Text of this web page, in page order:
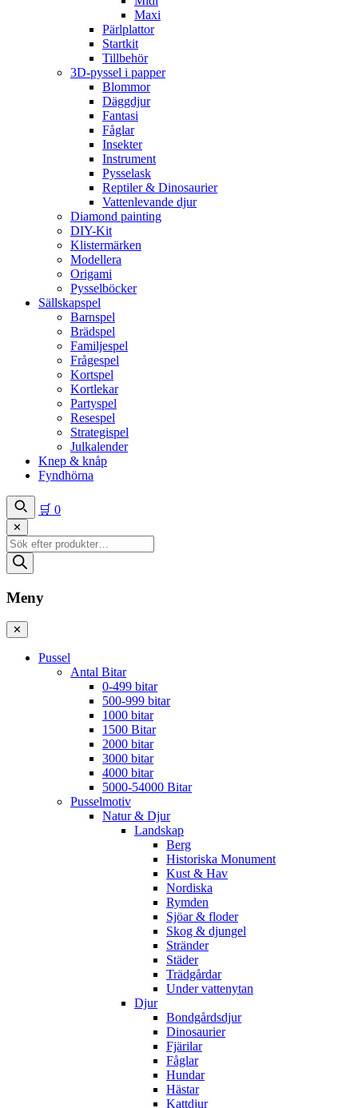
Maxi
Pärlplattor
Startkit
Tillbehör
3D-pyssel i papper
Blommor
Däggdjur
Fantasi
Fåglar
Insekter
Instrument
Pysselask
Reptiler & Dinosaurier
Vattenlevande djur
Diamond painting
DIY-Kit
Klistermärken
Modellera
Origami
Pysselböcker
Sällskapspel
Barnspel
Brädspel
Familjespel
Frågespel
Kortspel
Kortlekar
Partyspel
Resespel
Strategispel
Julkalender
Knep & knåp
Fyndhörna
🛒 0
✕
Produktsökning
Meny
✕
Pussel
Antal Bitar
0-499 bitar
500-999 bitar
1000 bitar
1500 Bitar
2000 bitar
3000 bitar
4000 bitar
5000-54000 Bitar
Pusselmotiv
Natur & Djur
Landskap
Berg
Historiska Monument
Kust & Hav
Nordiska
Rymden
Sjöar & floder
Skog & djungel
Stränder
Städer
Trädgårdar
Under vattenytan
Djur
Bondgårdsdjur
Dinosaurier
Fjärilar
Fåglar
Hundar
Hästar
Kattdjur